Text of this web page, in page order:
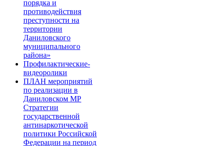
порядка и
противодействия
преступности на
территории
Даниловского
муниципального
района»
Профилактические-
видеоролики
ПЛАН мероприятий
по реализации в
Даниловском МР
Стратегии
государственной
антинаркотической
политики Российской
Федерации на период